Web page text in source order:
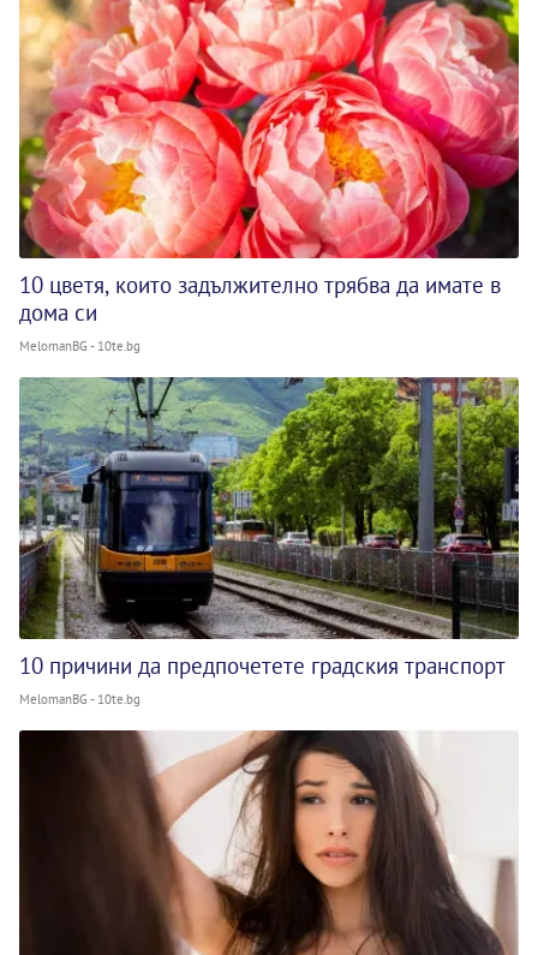
10 цветя, които задължително трябва да имате в
дома си
MelomanBG - 10te.bg
10 причини да предпочетете градския транспорт
MelomanBG - 10te.bg